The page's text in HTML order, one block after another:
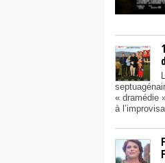
« dramédie
à